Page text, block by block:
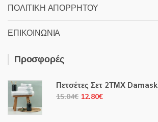
ΠΟΛΙΤΙΚΗ ΑΠΟΡΡΗΤΟΥ
ΕΠΙΚΟΙΝΩΝΙΑ
Προσφορές
Πετσέτες Σετ 2ΤΜΧ Damask
15.04€ Original
12.80€Η